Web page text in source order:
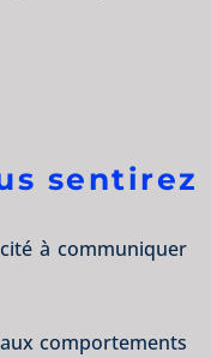
sentirez
à communiquer
comportements